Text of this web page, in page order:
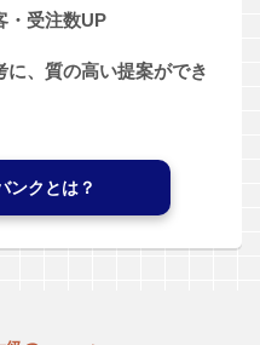
・受注数UP
、質の高い提案ができ
ンクとは？